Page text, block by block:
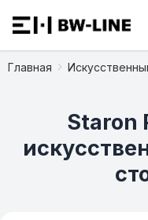
Главная
Staron